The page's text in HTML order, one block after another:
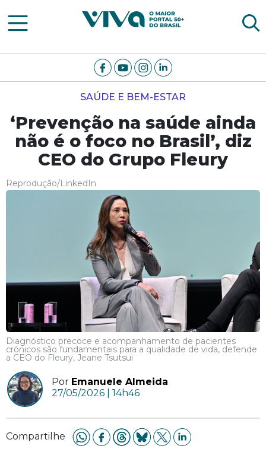
Viva Notícias
SAÚDE E BEM-ESTAR
‘Prevenção na saúde ainda
não é o foco no Brasil’, diz
CEO do Grupo Fleury
Reprodução/LinkedIn
Diagnóstico precoce e acompanhamento de pacientes
crônicos são fundamentais para a qualidade de vida, defende
a CEO do Fleury, Jeane Tsutsui
Por Emanuele Almeida
27/05/2026 | 14h46
Compartilhe